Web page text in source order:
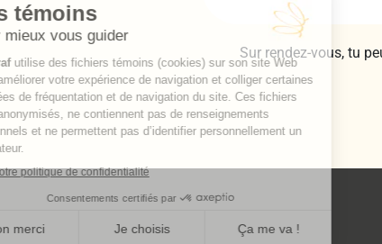
Sur rendez-vous, tu